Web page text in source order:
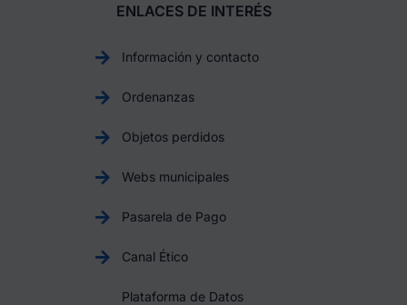
ENLACES DE INTERÉS
Información y contacto
Ordenanzas
Objetos perdidos
Webs municipales
Pasarela de Pago
Canal Ético
Plataforma de Datos